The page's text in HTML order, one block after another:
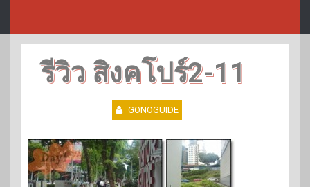
รีวิว สิงคโปร์2-11
GONOGUIDE